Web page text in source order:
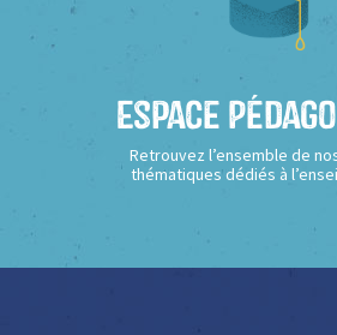
Espace
Retrouvez l’ensemble de
thématiques dédiés à